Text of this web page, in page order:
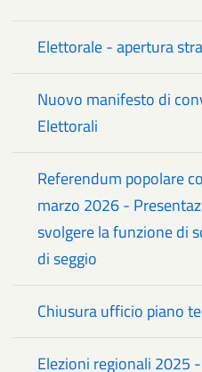
Elettorale - apertura
Nuovo manifesto di
Elettorali
Referendum popolare
marzo 2026 -
svolgere la funzione di
di seggio
Chiusura ufficio piano
Elezioni regionali 2025